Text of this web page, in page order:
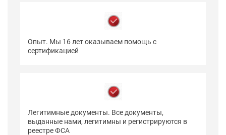
Опыт. Мы 16 лет оказываем помощь с
сертификацией
Легитимные документы. Все документы,
выданные нами, легитимны и регистрируются в
реестре ФСА